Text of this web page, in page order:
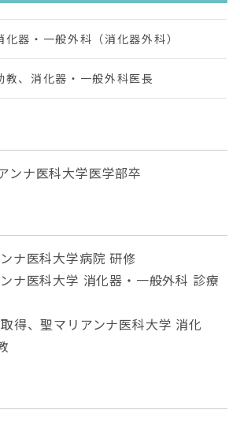
化器・一般外科（消化器外科）
教、消化器・一般外科医長
ナ医科大学医学部卒
ナ医科大学病院 研修
ナ医科大学 消化器・一般外科 診療
得、聖マリアンナ医科大学 消化